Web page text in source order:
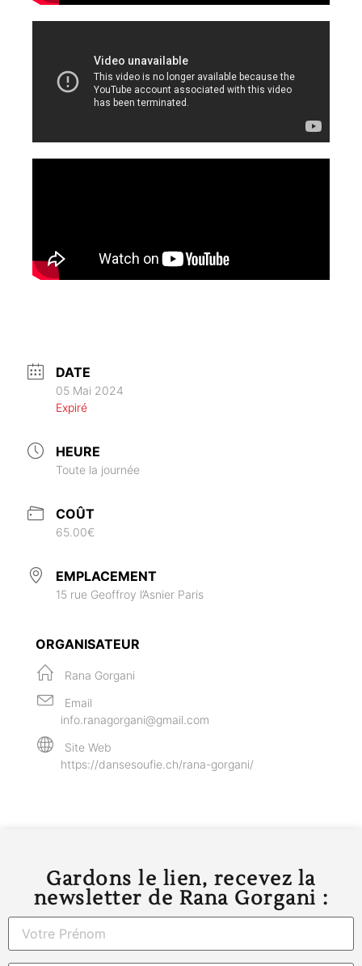
DATE
05 Mai 2024
Expiré
HEURE
Toute la journée
COÛT
65.00€
EMPLACEMENT
15 rue Geoffroy l’Asnier Paris
ORGANISATEUR
Rana Gorgani
Email
info.ranagorgani@gmail.com
Site Web
https://dansesoufie.ch/rana-gorgani/
Gardons le lien, recevez la
newsletter de Rana Gorgani :